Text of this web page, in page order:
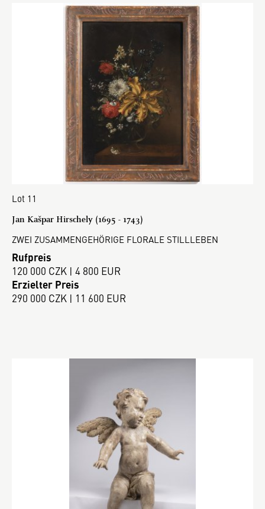
Lot 11
Jan Kašpar Hirschely (1695 - 1743)
ZWEI ZUSAMMENGEHÖRIGE FLORALE STILLLEBEN
Rufpreis
120 000 CZK | 4 800 EUR
Erzielter Preis
290 000 CZK | 11 600 EUR